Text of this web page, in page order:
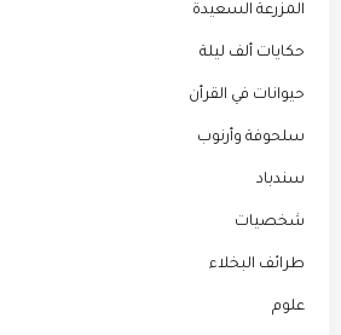
المزرعة السعيدة
حكايات ألف ليلة
حيوانات في القرأن
سلحوفة وأرنوب
سندباد
شخصيات
طرائف البخلاء
علوم